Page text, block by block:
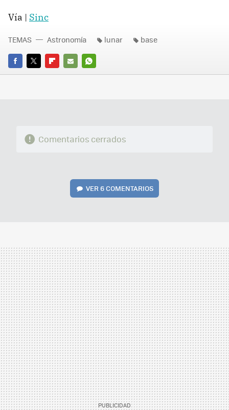
Vía | Sinc
FACEBOOK
TWITTERFLIPBOARD
E-
WHATSAPP
TEMAS Astronomía lunar base
Comentarios cerrados
VER6 COMENTARIOS